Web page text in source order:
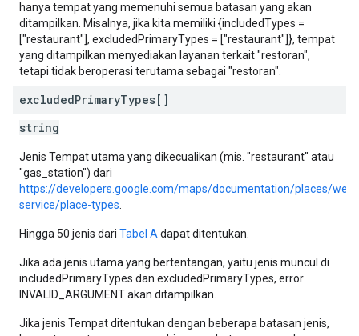
hanya tempat yang memenuhi semua batasan yang akan
ditampilkan. Misalnya, jika kita memiliki {includedTypes =
["restaurant"], excludedPrimaryTypes = ["restaurant"]}, tempat
yang ditampilkan menyediakan layanan terkait "restoran",
tetapi tidak beroperasi terutama sebagai "restoran".
excludedPrimaryTypes[]
string
Jenis Tempat utama yang dikecualikan (mis. "restaurant" atau
"gas_station") dari
https://developers.google.com/maps/documentation/places/web-
service/place-types
Hingga 50 jenis dari Tabel A dapat ditentukan.
Jika ada jenis utama yang bertentangan, yaitu jenis muncul di
includedPrimaryTypes dan excludedPrimaryTypes, error
INVALID_ARGUMENT akan ditampilkan.
Jika jenis Tempat ditentukan dengan beberapa batasan jenis,